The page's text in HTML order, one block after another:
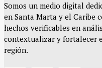
Somos un medio digital
en Santa Marta y el Caribe
hechos verificables en
contextualizar y fortalecer
región.